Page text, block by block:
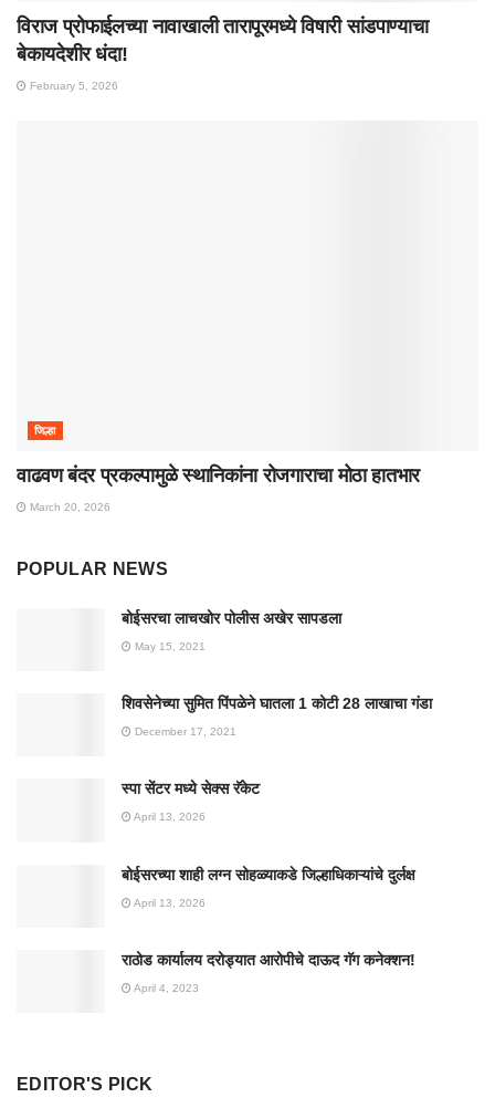
विराज प्रोफाईलच्या नावाखाली तारापूरमध्ये विषारी सांडपाण्याचा
बेकायदेशीर धंदा!
February 5, 2026
जिल्हा
वाढवण बंदर प्रकल्पामुळे स्थानिकांना रोजगाराचा मोठा हातभार
March 20, 2026
POPULAR NEWS
बोईसरचा लाचखोर पोलीस अखेर सापडला
May 15, 2021
शिवसेनेच्या सुमित पिंपळेने घातला 1 कोटी 28 लाखाचा गंडा
December 17, 2021
स्पा सेंटर मध्ये सेक्स रॅकेट
April 13, 2026
बोईसरच्या शाही लग्न सोहळ्याकडे जिल्हाधिकाऱ्यांचे दुर्लक्ष
April 13, 2026
राठोड कार्यालय दरोड्यात आरोपीचे दाऊद गॅग कनेक्शन!
April 4, 2023
EDITOR'S PICK